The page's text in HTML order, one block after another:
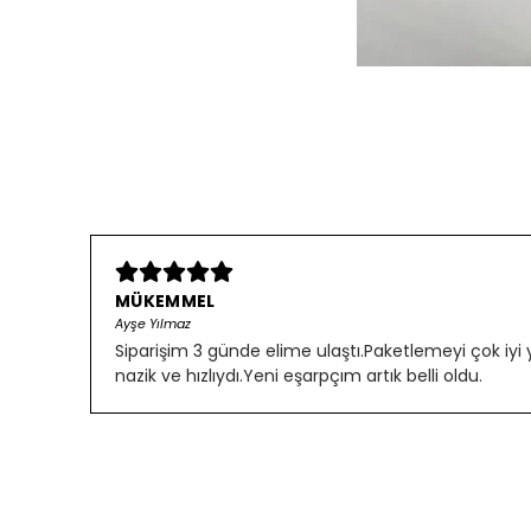
MÜKEMMEL
Ayşe Yılmaz
Siparişim 3 günde elime ulaştı.Paketlemeyi çok
nazik ve hızlıydı.Yeni eşarpçım artık belli oldu.